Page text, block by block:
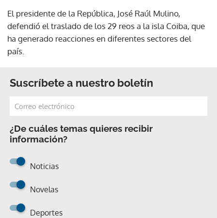
El presidente de la República, José Raúl Mulino,
defendió el traslado de los 29 reos a la isla Coiba, que
ha generado reacciones en diferentes sectores del
país.
Suscríbete a nuestro boletín
¿De cuáles temas quieres recibir
información?
Noticias
Novelas
Deportes